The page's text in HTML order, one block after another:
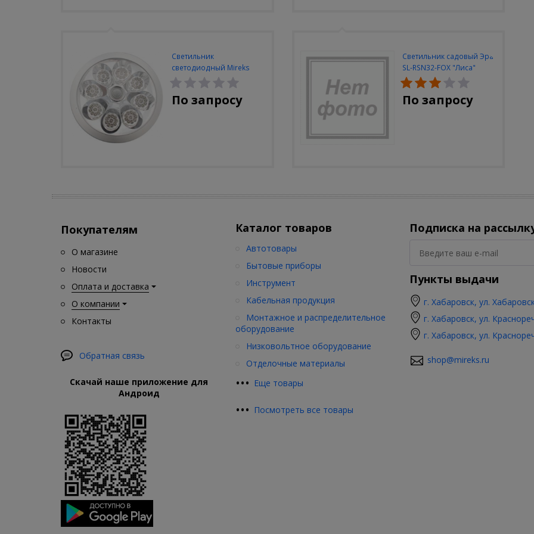
Светильник
светодиодный Mireks
С-310-80-S (5W/4000-
5000K/500lm/датчик
движения)
По запросу
Светильник садовый Эра
SL-RSN32-FOX "Лиса"
солн.бат, полистоун,
цветной, 32 см
По запросу
Покупателям
О магазине
Новости
Оплата и доставка
О компании
Контакты
Обратная связь
Скачай наше приложение для
Андроид
Каталог товаров
••• Еще товары
Автотовары
Бытовые приборы
Инструмент
Кабельная продукция
Монтажное и распределительное
оборудование
Низковольтное оборудование
Отделочные материалы
••• Посмотреть все товары
Подписка на
Пункты выдачи
г. Хабаровск, ул.
г. Хабаровск, ул.
г. Хабаровск, ул.
shop@mireks.ru